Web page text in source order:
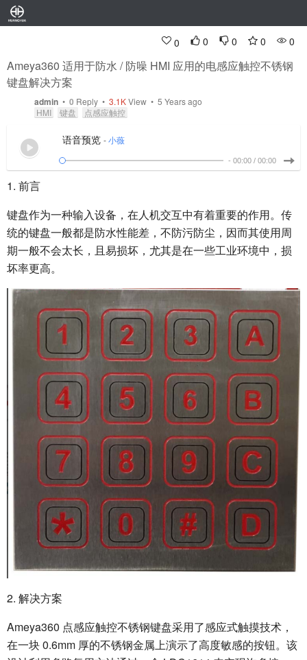
0 0 0 0 0
Ameya360 适用于防水 / 防噪 HMI 应用的电感应触控不锈钢
键盘解决方案
admin • 0 Reply • 3.1KView • 5 Years ago
HMI
键盘 点感应触控
语音预览 - 小薇
- 00:00 / 00:00
1. 前言
键盘作为一种输入设备，在人机交互中有着重要的作用。传
统的键盘一般都是防水性能差，不防污防尘，因而其使用周
期一般不会太长，且易损坏，尤其是在一些工业环境中，损
坏率更高。
2. 解决方案
Ameya360 点感应触控不锈钢键盘采用了感应式触摸技术，
在一块 0.6mm 厚的不锈钢金属上演示了高度敏感的按钮。该